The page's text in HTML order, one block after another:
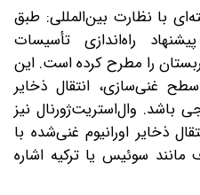
با نظارت بین‌المللی: طبق
راه‌اندازی تأسیسات
را مطرح کرده است. این
غنی‌سازی، انتقال ذخایر
باشد. وال‌استریت‌ژورنال نیز
ذخایر اورانیوم غنی‌شده با
سوئیس یا ترکیه اشاره‌